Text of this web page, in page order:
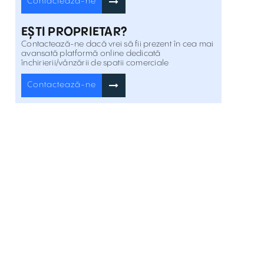
Spatiu comercial de inchiriat pe Strada
Doamna Stanca 6
Strada Doamna Stanca 6 , Sibiu
EȘTI PROPRIETAR?
Contactează-ne dacă vrei să fii prezent în cea mai
avansată platformă online dedicată
închirierii/vânzării de spatii comerciale
Contactează-ne